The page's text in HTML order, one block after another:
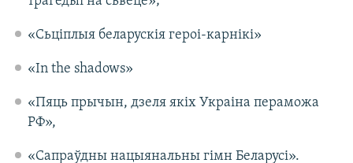
«Сьціплыя беларускія героі-карнікі»
«In the shadows»
«Пяць прычын, дзеля якіх Украіна пераможа
РФ»,
«Сапраўдны нацыянальны гімн Беларусі».